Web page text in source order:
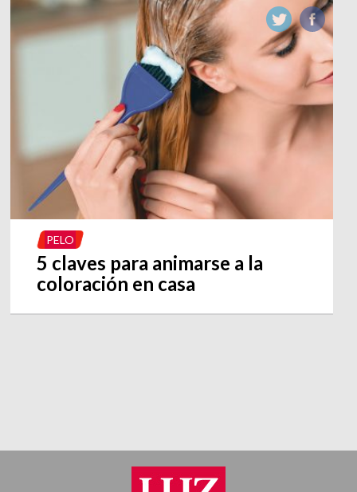
PELO
5 claves para animarse a la
coloración en casa